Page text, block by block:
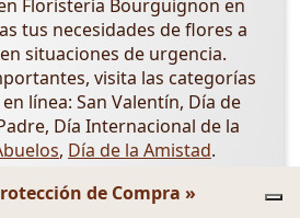
Floristería Bourguignon en
tus necesidades de flores a
situaciones de urgencia.
visita las categorías
línea: San Valentín, Día de
Día Internacional de la
, Día de la Amistad.
en Albacete
de Compra »